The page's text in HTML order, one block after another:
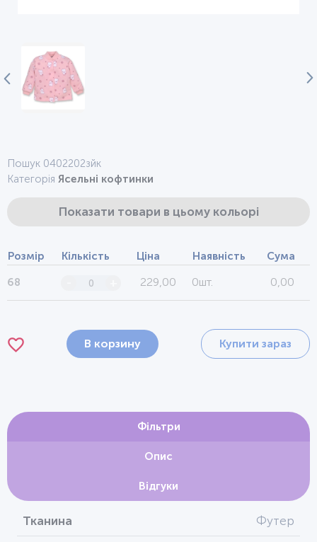
Пошук 0402202зйк
Категорія Ясельні кофтинки
Показати товари в цьому кольорі
Розмір Кількість Ціна Наявність Сума
68 229,00 0шт. 0,00
В корзину Купити зараз
Фільтри
Опис
Відгуки
Тканина Футер